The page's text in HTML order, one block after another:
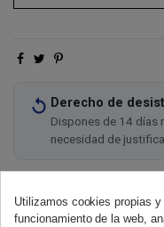
Derecho de
Dispones de 14 días
necesidad de
Utilizamos cookies propias
funcionamiento de la web,